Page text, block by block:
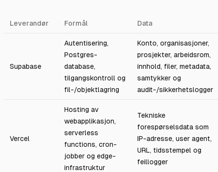
Leverandør Formål Data
Supabase
Autentisering,
Postgres-
database,
tilgangskontroll og
fil-/objektlagring
Konto, organisasjoner,
prosjekter, arbeidsrom,
innhold, filer, metadata,
samtykker og
audit-/sikkerhetslogger
Vercel
Hosting av
webapplikasjon,
serverless
functions, cron-
jobber og edge-
infrastruktur
Tekniske
forespørselsdata som
IP-adresse, user agent,
URL, tidsstempel og
feillogger